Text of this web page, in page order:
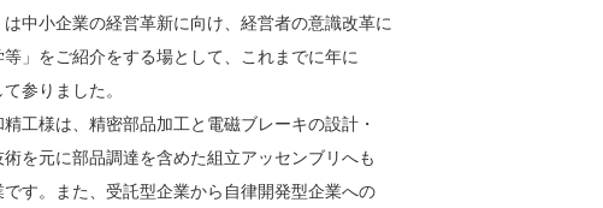
は中小企業の経営革新に向け、経営者の意識改革に
」をご紹介をする場として、これまでに年に
参りました。
工様は、精密部品加工と電磁ブレーキの設計・
を元に部品調達を含めた組立アッセンブリへも
す。また、受託型企業から自律開発型企業への